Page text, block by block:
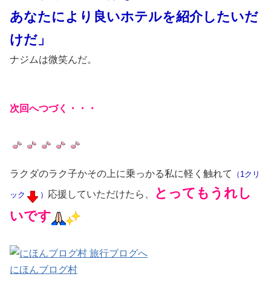
あなたにより良いホテルを紹介したいだ
けだ」
ナジムは微笑んだ。
次回へつづく・・・
ラクダのラク子かその上に乗っかる私に軽く触れて （1クリ
ック ） 応援していただけたら、
とってもうれし
いです
にほんブログ村